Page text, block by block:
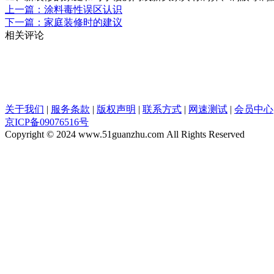
上一篇：涂料毒性误区认识
下一篇：家庭装修时的建议
相关评论
关于我们 | 服务条款 | 版权声明 | 联系方式 | 网速测试 | 会员中心
京ICP备09076516号
Copyright © 2024 www.51guanzhu.com All Rights Reserved